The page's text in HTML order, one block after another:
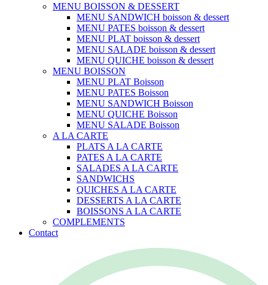
MENU BOISSON & DESSERT
MENU SANDWICH boisson & dessert
MENU PATES boisson & dessert
MENU PLAT boisson & dessert
MENU SALADE boisson & dessert
MENU QUICHE boisson & dessert
MENU BOISSON
MENU PLAT Boisson
MENU PATES Boisson
MENU SANDWICH Boisson
MENU QUICHE Boisson
MENU SALADE Boisson
A LA CARTE
PLATS A LA CARTE
PATES A LA CARTE
SALADES A LA CARTE
SANDWICHS
QUICHES A LA CARTE
DESSERTS A LA CARTE
BOISSONS A LA CARTE
COMPLEMENTS
Contact